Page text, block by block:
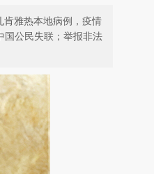
雅热本地病例，疫情
国公民失联；举报非法